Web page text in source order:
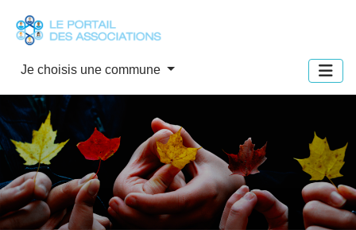
Je choisis une commune